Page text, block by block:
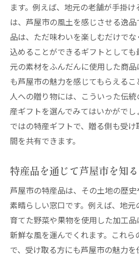
ます。例えば、地元の老舗が手掛
は、芦屋市の風土を感じさせる逸
品は、ただ味わいを楽しむだけで
込めることができるギフトとして
元の素材をふんだんに使用した商
も芦屋市の魅力を感じてもらえる
人への贈り物には、こういった伝
産ギフトを選んでみてはいかがで
ではの特産ギフトで、贈る側も受
間を共有できます。
特産品を通じて芦屋市を知る
芦屋市の特産品は、その土地の歴
素晴らしい窓口です。例えば、地元
育てた野菜や果物を使用した加工
新鮮な風を運んでくれます。これら
で、受け取る方にも芦屋市の魅力